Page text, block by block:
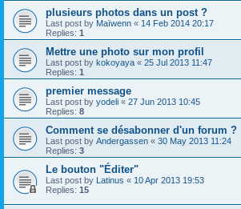
plusieurs photos dans un post ?
Last post by Maïwenn « 14 Feb 2014 20:17
Replies: 1
Mettre une photo sur mon profil
Last post by kokoyaya « 25 Jul 2013 11:47
Replies: 1
premier message
Last post by yodeli « 27 Jun 2013 10:45
Replies: 8
Comment se désabonner d'un forum ?
Last post by Andergassen « 30 May 2013 11:24
Replies: 3
Le bouton "Éditer"
Last post by Latinus « 10 Apr 2013 19:53
Replies: 15